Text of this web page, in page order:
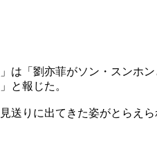
は「劉亦菲がソン・スンホ
と報じた。
送りに出てきた姿がとらえ